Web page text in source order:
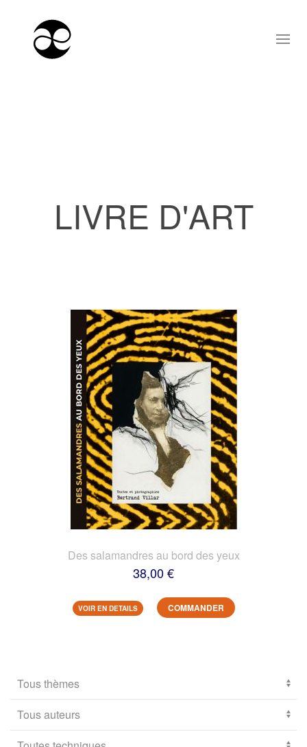
LIVRE D'ART
Des salamandres au bord des yeux
38,00 €
VOIR EN DETAILS COMMANDER